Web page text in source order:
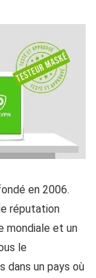
en 2006.
réputation
mondiale et un
le
dans un pays où